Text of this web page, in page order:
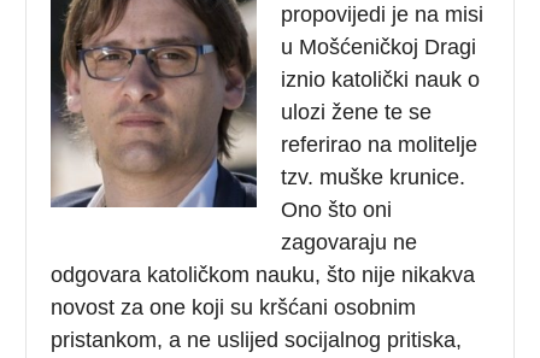
propovijedi je na misi
u Mošćeničkoj Dragi
iznio katolički nauk o
ulozi žene te se
referirao na molitelje
tzv. muške krunice.
Ono što oni
zagovaraju ne
odgovara katoličkom nauku, što nije nikakva
novost za one koji su kršćani osobnim
pristankom, a ne uslijed socijalnog pritiska,